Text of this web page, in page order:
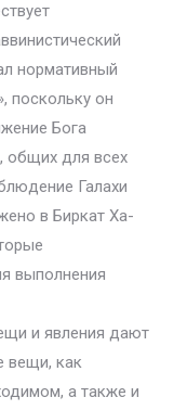
нормативный
поскольку он
Бога
общих для всех
Галахи
в Биркат Ха-
выполнения
и явления дают
вещи, как
а также и